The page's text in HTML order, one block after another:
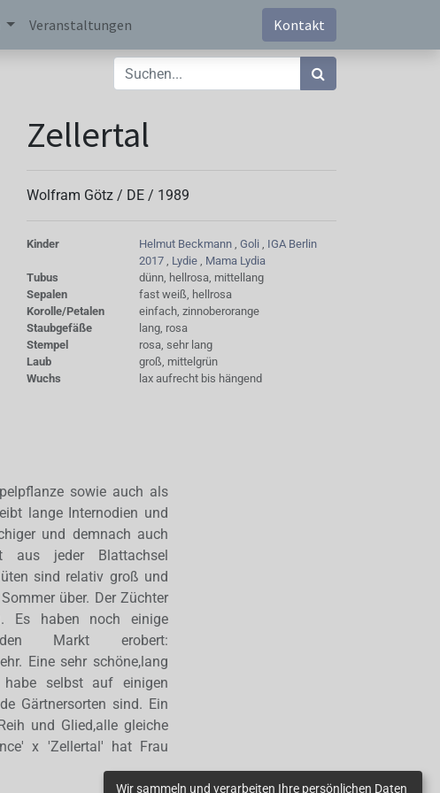
Veranstaltungen Kontakt
Zellertal
Wolfram Götz / DE / 1989
Kinder Helmut Beckmann , Goli , IGA Berlin
2017 , Lydie , Mama Lydia
Tubus
dünn, hellrosa, mittellang
Sepalen
fast weiß, hellrosa
Korolle/Petalen
einfach, zinnoberorange
Staubgefäße
lang, rosa
Stempel
rosa, sehr lang
Laub
groß, mittelgrün
Wuchs
lax aufrecht bis hängend
sowie auch als
lange Internodien und
und demnach auch
aus jeder Blattachsel
sind relativ groß und
über. Der Züchter
Es haben noch einige
Markt erobert:
Eine sehr schöne,lang
selbst auf einigen
Gärtnersorten sind. Ein
und Glied,alle gleiche
x 'Zellertal' hat Frau
Wir sammeln und verarbeiten Ihre persönlichen Daten